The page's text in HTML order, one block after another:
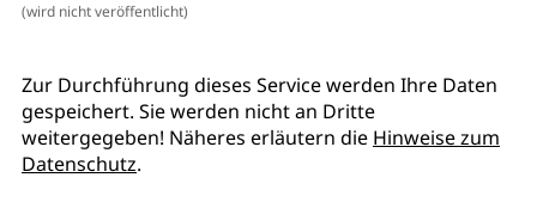
(wird nicht veröffentlicht)
Zur Durchführung dieses Service werden Ihre Daten
gespeichert. Sie werden nicht an Dritte
weitergegeben! Näheres erläutern die Hinweise zum
Datenschutz.